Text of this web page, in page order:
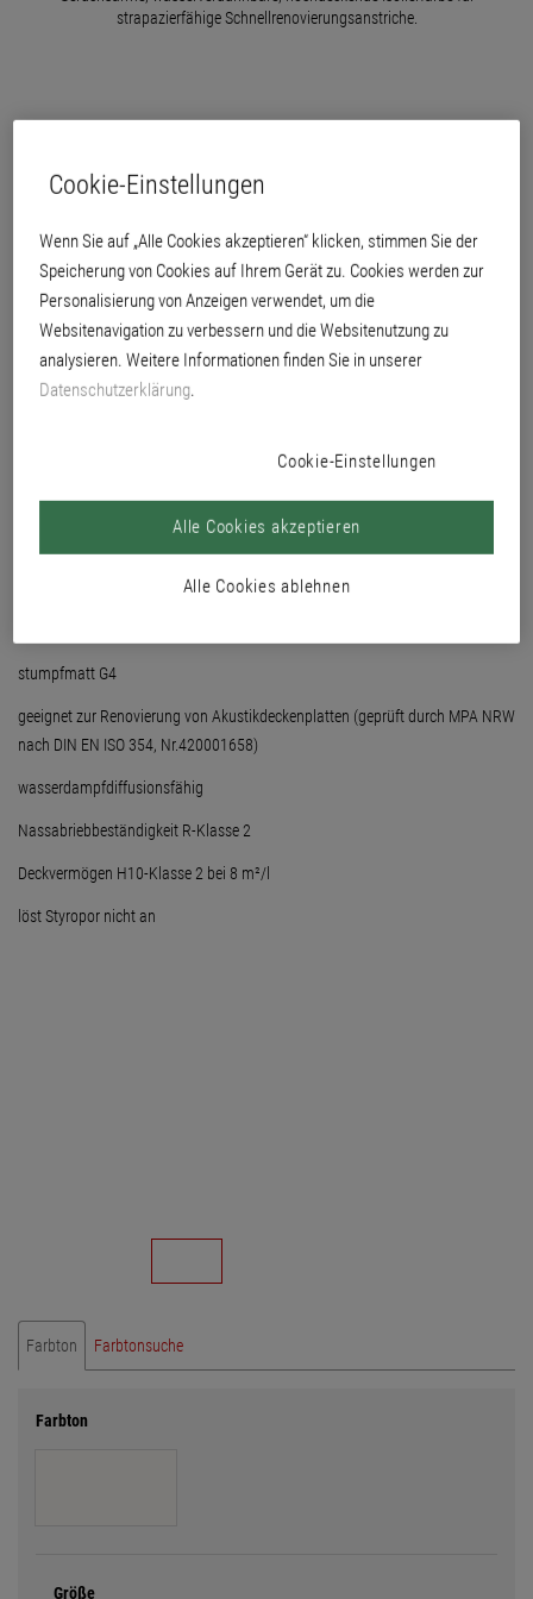
strapazierfähige Schnellrenovierungsanstriche.
emissionsarm, lösemittel- und weichmacherfrei
isoliert sicher Nikotin, Öl, Ruß und abgetrocknete Wasserflecken
stumpfmatt G4
geeignet zur Renovierung von Akustikdeckenplatten (geprüft durch MPA NRW
nach DIN EN ISO 354, Nr.420001658)
wasserdampfdiffusionsfähig
Nassabriebbeständigkeit R-Klasse 2
Deckvermögen H10-Klasse 2 bei 8 m²/l
löst Styropor nicht an
Farbton Farbtonsuche
Farbton
Größe
Cookie-Einstellungen
Wenn Sie auf „Alle Cookies akzeptieren“ klicken, stimmen Sie der
Speicherung von Cookies auf Ihrem Gerät zu. Cookies werden zur
Personalisierung von Anzeigen verwendet, um die
Websitenavigation zu verbessern und die Websitenutzung zu
analysieren. Weitere Informationen finden Sie in unserer
Datenschutzerklärung.
Cookie-Einstellungen
Alle Cookies ablehnen
Alle Cookies akzeptieren